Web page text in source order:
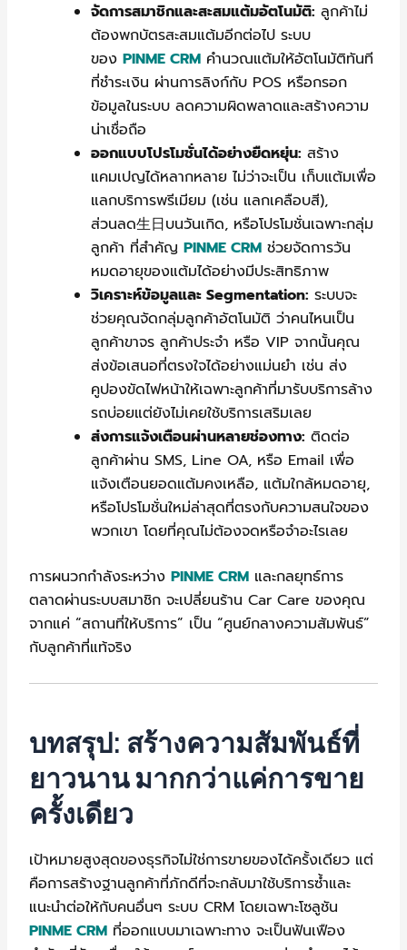
จัดการสมาชิกและสะสมแต้มอัตโนมัติ: ลูกค้าไม่
ต้องพกบัตรสะสมแต้มอีกต่อไป ระบบ
ของPINME CRM คำนวณแต้มให้อัตโนมัติทันที
ที่ชำระเงิน ผ่านการลิงก์กับ POS หรือกรอก
ข้อมูลในระบบ ลดความผิดพลาดและสร้างความ
น่าเชื่อถือ
ออกแบบโปรโมชั่นได้อย่างยืดหยุ่น: สร้าง
แคมเปญได้หลากหลาย ไม่ว่าจะเป็น เก็บแต้มเพื่อ
แลกบริการพรีเมียม (เช่น แลกเคลือบสี),
ส่วนลด生日บนวันเกิด, หรือโปรโมชั่นเฉพาะกลุ่ม
ลูกค้า ที่สำคัญPINME CRM ช่วยจัดการวัน
หมดอายุของแต้มได้อย่างมีประสิทธิภาพ
วิเคราะห์ข้อมูลและ Segmentation: ระบบจะ
ช่วยคุณจัดกลุ่มลูกค้าอัตโนมัติ ว่าคนไหนเป็น
ลูกค้าขาจร ลูกค้าประจำ หรือ VIP จากนั้นคุณ
ส่งข้อเสนอที่ตรงใจได้อย่างแม่นยำ เช่น ส่ง
คูปองขัดไฟหน้าให้เฉพาะลูกค้าที่มารับบริการล้าง
รถบ่อยแต่ยังไม่เคยใช้บริการเสริมเลย
ส่งการแจ้งเตือนผ่านหลายช่องทาง: ติดต่อ
ลูกค้าผ่าน SMS, Line OA, หรือ Email เพื่อ
แจ้งเตือนยอดแต้มคงเหลือ, แต้มใกล้หมดอายุ,
หรือโปรโมชั่นใหม่ล่าสุดที่ตรงกับความสนใจของ
พวกเขา โดยที่คุณไม่ต้องจดหรือจำอะไรเลย
การผนวกกำลังระหว่างPINME CRM และกลยุทธ์การ
ตลาดผ่านระบบสมาชิก จะเปลี่ยนร้าน Car Care ของคุณ
จากแค่ “สถานที่ให้บริการ” เป็น “ศูนย์กลางความสัมพันธ์”
กับลูกค้าที่แท้จริง
บทสรุป: สร้างความสัมพันธ์ที่
ยาวนาน มากกว่าแค่การขาย
ครั้งเดียว
เป้าหมายสูงสุดของธุรกิจไม่ใช่การขายของได้ครั้งเดียว แต่
คือการสร้างฐานลูกค้าที่ภักดีที่จะกลับมาใช้บริการซ้ำและ
แนะนำต่อให้กับคนอื่นๆ ระบบ CRM โดยเฉพาะโซลูชัน
PINME CRM ที่ออกแบบมาเฉพาะทาง จะเป็นฟันเฟือง